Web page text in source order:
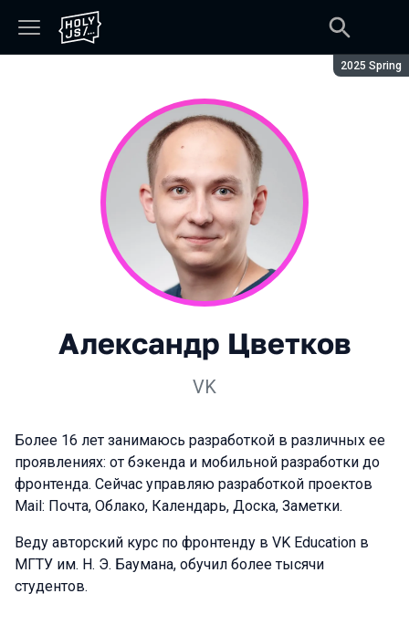
Сезон:
2025 Spring
Александр Цветков
VK
Более 16 лет занимаюсь разработкой в различных ее
проявлениях: от бэкенда и мобильной разработки до
фронтенда. Сейчас управляю разработкой проектов
Mail: Почта, Облако, Календарь, Доска, Заметки.
Веду авторский курс по фронтенду в VK Education в
МГТУ им. Н. Э. Баумана, обучил более тысячи
студентов.